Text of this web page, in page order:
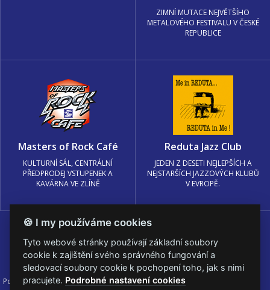
ZIMNÍ MUTACE NEJVĚTŠÍHO
METALOVÉHO FESTIVALU V ČESKÉ
REPUBLICE
Masters of Rock Café
KULTURNÍ SÁL, CENTRÁLNÍ
PŘEDPRODEJ VSTUPENEK A
KAVÁRNA VE ZLÍNĚ
Reduta Jazz Club
JEDEN Z DESETI NEJLEPŠÍCH A
NEJSTARŠÍCH JAZZOVÝCH KLUBŮ
V EVROPĚ.
Podmínky užití 🍪 Změnit nastavení cookies.
🍪 I my používáme cookies
Tyto webové stránky používají základní soubory
cookie k zajištění svého správného fungování a
sledovací soubory cookie k pochopení toho, jak s nimi
pracujete. Podrobné nastavení cookies